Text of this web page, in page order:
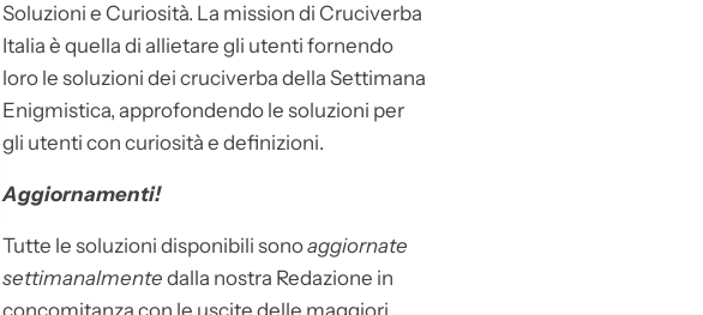
Soluzioni e Curiosità. La mission di Cruciverba
Italia è quella di allietare gli utenti fornendo
loro le soluzioni dei cruciverba della Settimana
Enigmistica, approfondendo le soluzioni per
gli utenti con curiosità e definizioni.
Aggiornamenti!
Tutte le soluzioni disponibili sonoaggiornate
settimanalmente dalla nostra Redazione in